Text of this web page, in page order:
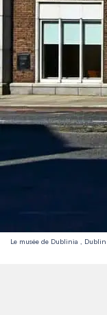
Le musée de Dublinia ,